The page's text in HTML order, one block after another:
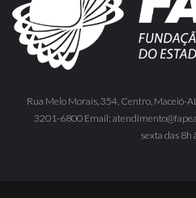
Rua Melo Morais, 354, Centro, Maceió-
3201-6800 Email:
sexta das 8h